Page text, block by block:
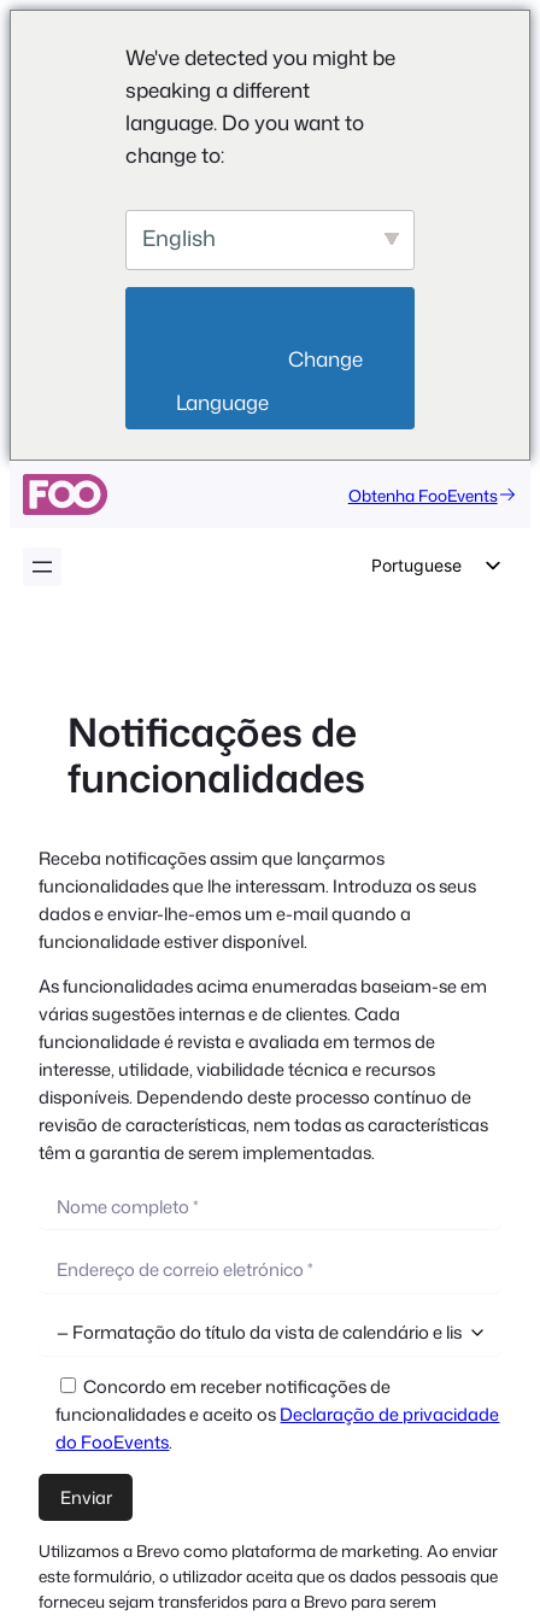
We've detected you might be
speaking a different
language. Do you want to
change to:
English
Language
Saltar
para
conteúdo
Obtenha FooEvents
Portuguese
Czech
Greek
Notificações de
funcionalidades
Receba notificações assim que lançarmos
funcionalidades que lhe interessam. Introduza os seus
dados e enviar-lhe-emos um e-mail quando a
funcionalidade estiver disponível.
As funcionalidades acima enumeradas baseiam-se em
várias sugestões internas e de clientes. Cada
funcionalidade é revista e avaliada em termos de
interesse, utilidade, viabilidade técnica e recursos
disponíveis. Dependendo deste processo contínuo de
revisão de características, nem todas as características
têm a garantia de serem implementadas.
Concordo em receber notificações de
funcionalidades e aceito osDeclaração de privacidade
do FooEvents.
Utilizamos a Brevo como plataforma de marketing. Ao enviar
este formulário, o utilizador aceita que os dados pessoais que
forneceu sejam transferidos para a Brevo para serem